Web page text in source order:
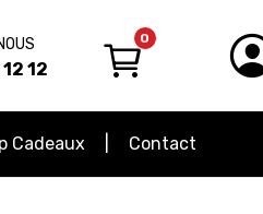
12
0
Cadeaux Contact